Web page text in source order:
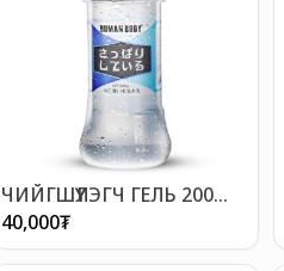
ЧИЙГШҮҮЛЭГЧ ГЕЛЬ 200
МЛ
40,000₮